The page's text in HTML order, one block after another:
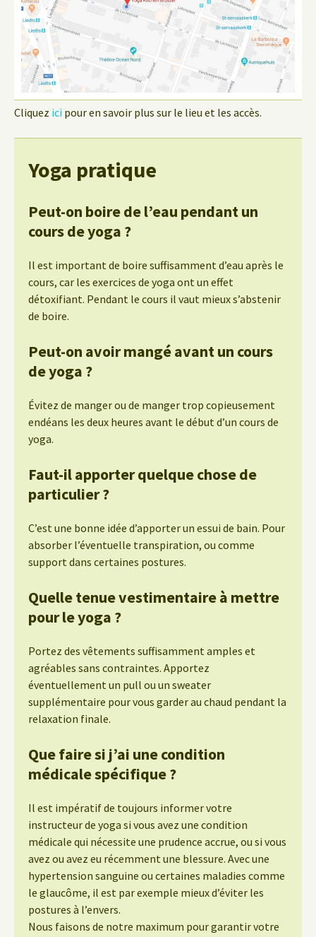
Cliquez ici pour en savoir plus sur le lieu et les accès.
Yoga pratique
Peut-on boire de l’eau pendant un
cours de yoga ?
Il est important de boire suffisamment d’eau après le
cours, car les exercices de yoga ont un effet
détoxifiant. Pendant le cours il vaut mieux s’abstenir
de boire.
Peut-on avoir mangé avant un cours
de yoga ?
Évitez de manger ou de manger trop copieusement
endéans les deux heures avant le début d’un cours de
yoga.
Faut-il apporter quelque chose de
particulier ?
C’est une bonne idée d’apporter un essui de bain. Pour
absorber l’éventuelle transpiration, ou comme
support dans certaines postures.
Quelle tenue vestimentaire à mettre
pour le yoga ?
Portez des vêtements suffisamment amples et
agréables sans contraintes. Apportez
éventuellement un pull ou un sweater
supplémentaire pour vous garder au chaud pendant la
relaxation finale.
Que faire si j’ai une condition
médicale spécifique ?
Il est impératif de toujours informer votre
instructeur de yoga si vous avez une condition
médicale qui nécessite une prudence accrue, ou si vous
avez ou avez eu récemment une blessure. Avec une
hypertension sanguine ou certaines maladies comme
le glaucôme, il est par exemple mieux d’éviter les
postures à l’envers.
Nous faisons de notre maximum pour garantir votre